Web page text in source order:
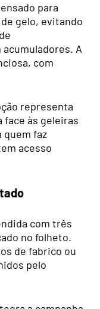
para
gelo, evitando
A
com
representa
face às geleiras
faz
acesso
com três
no folheto.
de fabrico ou
pelo